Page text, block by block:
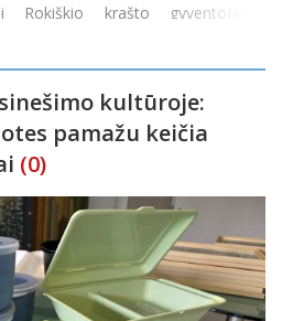
Rokiškio krašto gyventojams:
Jarutis. Susitikime su verslo
kultūroje:
pamažu keičia
(0)